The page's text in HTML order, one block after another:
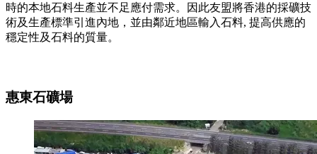
時的本地石料生產並不足應付需求。因此友盟將香港的採礦技
術及生產標準引進內地，並由鄰近地區輸入石料, 提高供應的
穩定性及石料的質量。
惠東石礦場